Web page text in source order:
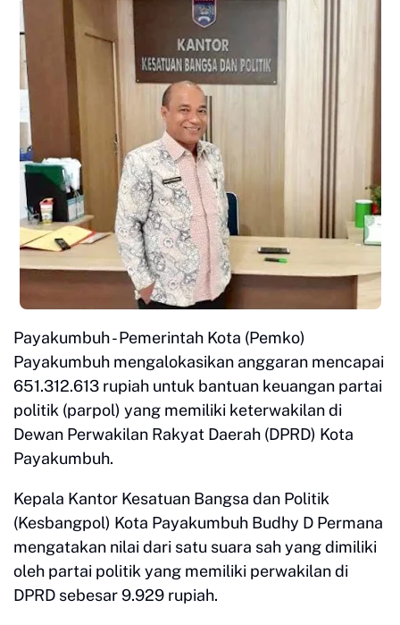
Payakumbuh - Pemerintah Kota (Pemko)
Payakumbuh mengalokasikan anggaran mencapai
651.312.613 rupiah untuk bantuan keuangan partai
politik (parpol) yang memiliki keterwakilan di
Dewan Perwakilan Rakyat Daerah (DPRD) Kota
Payakumbuh.
Kepala Kantor Kesatuan Bangsa dan Politik
(Kesbangpol) Kota Payakumbuh Budhy D Permana
mengatakan nilai dari satu suara sah yang dimiliki
oleh partai politik yang memiliki perwakilan di
DPRD sebesar 9.929 rupiah.